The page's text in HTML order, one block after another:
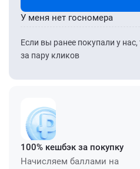
Если вы ранее покупали у
за пару кликов
У меня нет госномера
100% кешбэк за покупку
Начисляем баллами на